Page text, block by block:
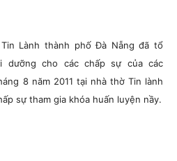
Lành thành phố Đà Nẵng đã tổ
dưỡng cho các chấp sự của các
8 năm 2011 tại nhà thờ Tin lành
sự tham gia khóa huấn luyện nầy.